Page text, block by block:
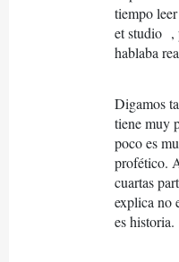
tiempo
et studio ,
hablaba
Digamos
tiene muy
poco es
profético.
cuartas
explica no
es historia.